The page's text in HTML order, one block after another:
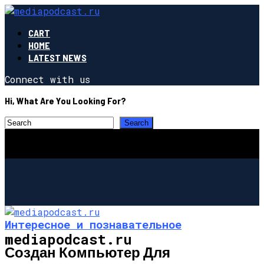
CART
HOME
LATEST NEWS
Connect with us
Hi, What Are You Looking For?
mediapodcast.ru
Интересное и познавательное
Создан Компьютер Для